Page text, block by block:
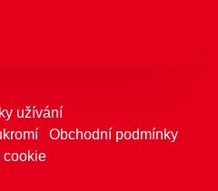
užívání
Obchodní podmínky
cookie